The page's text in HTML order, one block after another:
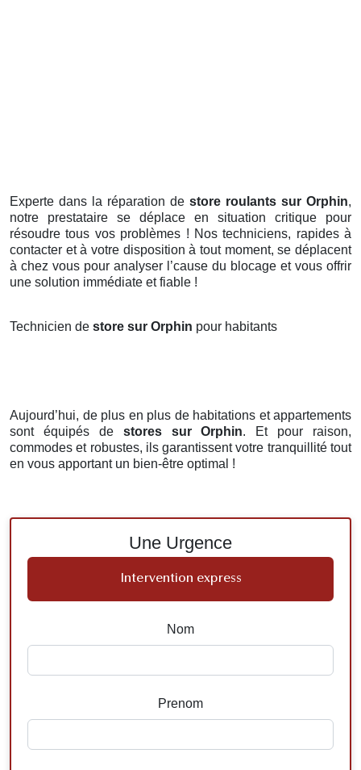
Experte dans la réparation de store roulants sur Orphin,
notre prestataire se déplace en situation critique pour
résoudre tous vos problèmes ! Nos techniciens, rapides à
contacter et à votre disposition à tout moment, se déplacent
à chez vous pour analyser l’cause du blocage et vous offrir
une solution immédiate et fiable !
Technicien de store sur Orphin pour habitants
Aujourd’hui, de plus en plus de habitations et appartements
sont équipés de stores sur Orphin. Et pour raison,
commodes et robustes, ils garantissent votre tranquillité tout
en vous apportant un bien-être optimal !
Une Urgence
Intervention express
Nom
Prenom